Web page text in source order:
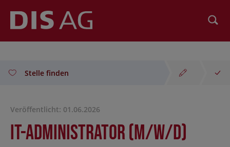
Stelle finden
Veröffentlicht: 01.06.2026
IT-Administrator (m/w/d)